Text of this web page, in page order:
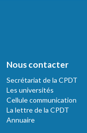
Nous contacter
Secrétariat de la CPDT
Les universités
Cellule communication
La lettre de la CPDT
Annuaire